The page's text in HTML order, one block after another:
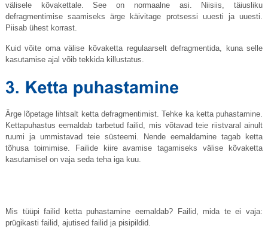
välisele kõvakettale. See on normaalne asi. Niisiis, täiusliku
defragmentimise saamiseks ärge käivitage protsessi uuesti ja uuesti.
Piisab ühest korrast.
Kuid võite oma välise kõvaketta regulaarselt defragmentida, kuna selle
kasutamise ajal võib tekkida killustatus.
Ärge lõpetage lihtsalt ketta defragmentimist. Tehke ka ketta puhastamine.
Kettapuhastus eemaldab tarbetud failid, mis võtavad teie riistvaral ainult
ruumi ja ummistavad teie süsteemi. Nende eemaldamine tagab ketta
tõhusa toimimise. Failide kiire avamise tagamiseks välise kõvaketta
kasutamisel on vaja seda teha iga kuu.
Mis tüüpi failid ketta puhastamine eemaldab? Failid, mida te ei vaja:
prügikasti failid, ajutised failid ja pisipildid.